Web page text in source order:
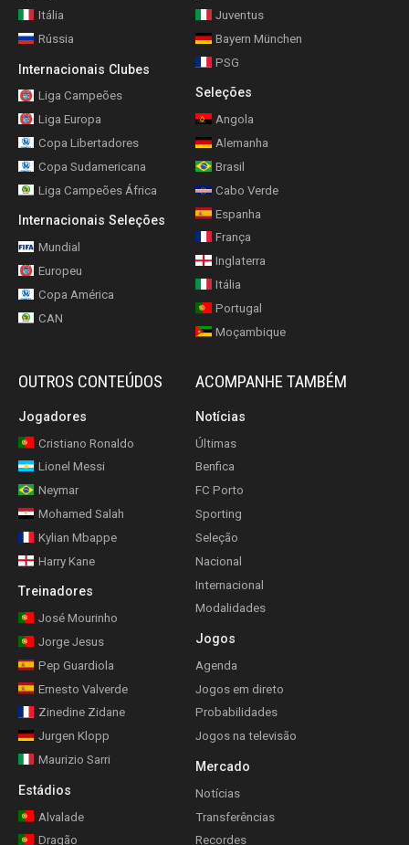
Itália
Rússia
Internacionais Clubes
Liga Campeões
Liga Europa
Copa Libertadores
Copa Sudamericana
Liga Campeões África
Internacionais Seleções
Mundial
Europeu
Copa América
CAN
Juventus
Bayern München
PSG
Seleções
Angola
Alemanha
Brasil
Cabo Verde
Espanha
França
Inglaterra
Itália
Portugal
Moçambique
OUTROS CONTEÚDOS
Jogadores
Cristiano Ronaldo
Lionel Messi
Neymar
Mohamed Salah
Kylian Mbappe
Harry Kane
Treinadores
José Mourinho
Jorge Jesus
Pep Guardiola
Ernesto Valverde
Zinedine Zidane
Jurgen Klopp
Maurizio Sarri
Estádios
Alvalade
Dragão
ACOMPANHE TAMBÉM
Notícias
Últimas
Benfica
FC Porto
Sporting
Seleção
Nacional
Internacional
Modalidades
Jogos
Agenda
Jogos em direto
Probabilidades
Jogos na televisão
Mercado
Notícias
Transferências
Recordes